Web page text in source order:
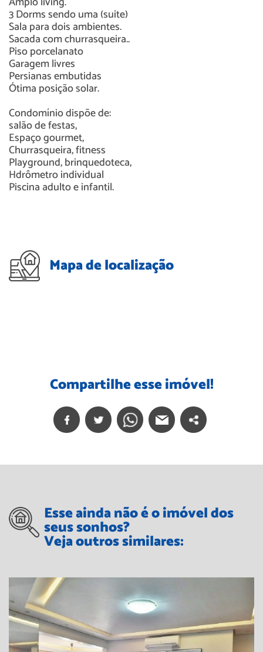
3 Dorms sendo uma (suite)
Sala para dois ambientes.
Sacada com churrasqueira..
Piso porcelanato
Garagem livres
Persianas embutidas
Ótima posição solar.
Condomínio dispõe de:
salão de festas,
Espaço gourmet,
Churrasqueira, fitness
Playground, brinquedoteca,
Hdrômetro individual
Piscina adulto e infantil.
Mapa de localização
Compartilhe esse imóvel!
Esse ainda não é o imóvel dos
seus sonhos?
Veja outros similares: